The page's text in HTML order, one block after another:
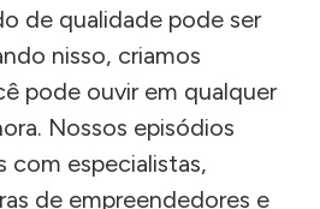
de qualidade pode ser
nisso, criamos
pode ouvir em qualquer
Nossos episódios
com especialistas,
de empreendedores e